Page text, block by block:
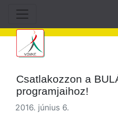
Csatlakozzon a
programjaihoz!
2016. június 6.